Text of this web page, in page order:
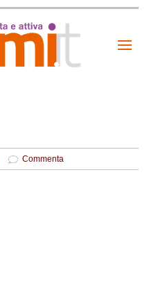
Commenta